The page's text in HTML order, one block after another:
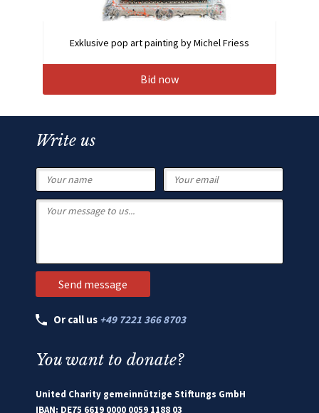
Exklusive pop art painting by Michel Friess
Bid now
Write us
Or call us +49 7221 366 8703
You want to donate?
United Charity gemeinnützige Stiftungs GmbH
IBAN: DE75 6619 0000 0059 1188 03